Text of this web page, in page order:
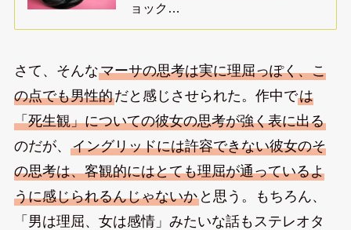
ョック…
さて、そんなマーサの思考は実に理屈っぽく、こ
の点でも男性的だと感じさせられた。作中では
「死生観」についての彼女の思考が強く表に出る
のだが、 イングリッドには許容できない彼女のそ
の思考は、客観的にはとても理屈が通っているよ
うに感じられるんじゃないかと思う。もちろん、
「男は理屈、女は感情」みたいな話もステレオタ